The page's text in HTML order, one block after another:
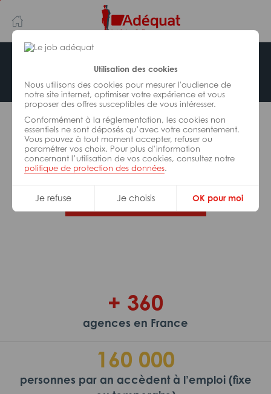
Utilisation des cookies
Nous utilisons des cookies pour mesurer l'audience de
notre site internet, optimiser votre expérience et vous
proposer des offres susceptibles de vous intéresser.
Conformément à la réglementation, les cookies non
essentiels ne sont déposés qu’avec votre consentement.
Vous pouvez à tout moment accepter, refuser ou
paramétrer vos choix. Pour plus d’information
concernant l’utilisation de vos cookies, consultez notre
politique de protection des données.
Je refuse Je choisis OK pour moi
au
contenu
principal
navigation
Offre indisponible
L’offre d’emploi que vous tentez de consulter n’est
plus disponible.
De nombreuses autres missions peuvent vous
correspondre, consultez toutes nos offres.
Trouvez votre job Adéquat !
+ 360
agences en France
160 000
personnes par an accèdent à l’emploi (fixe